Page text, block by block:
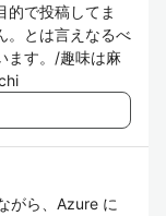
的で投稿してま
。とは言えなるべ
ます。/趣味は麻
がら、Azure に